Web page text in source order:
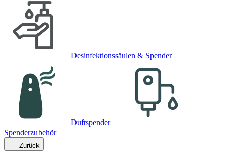
Desinfektionssäulen & Spender
Duftspender
Spenderzubehör
Zurück